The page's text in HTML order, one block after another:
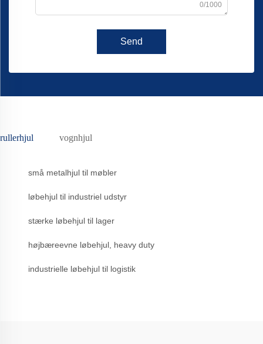
0/1000
Send
rullerhjul vognhjul
små metalhjul til møbler
løbehjul til industriel udstyr
stærke løbehjul til lager
højbæreevne løbehjul, heavy duty
industrielle løbehjul til logistik